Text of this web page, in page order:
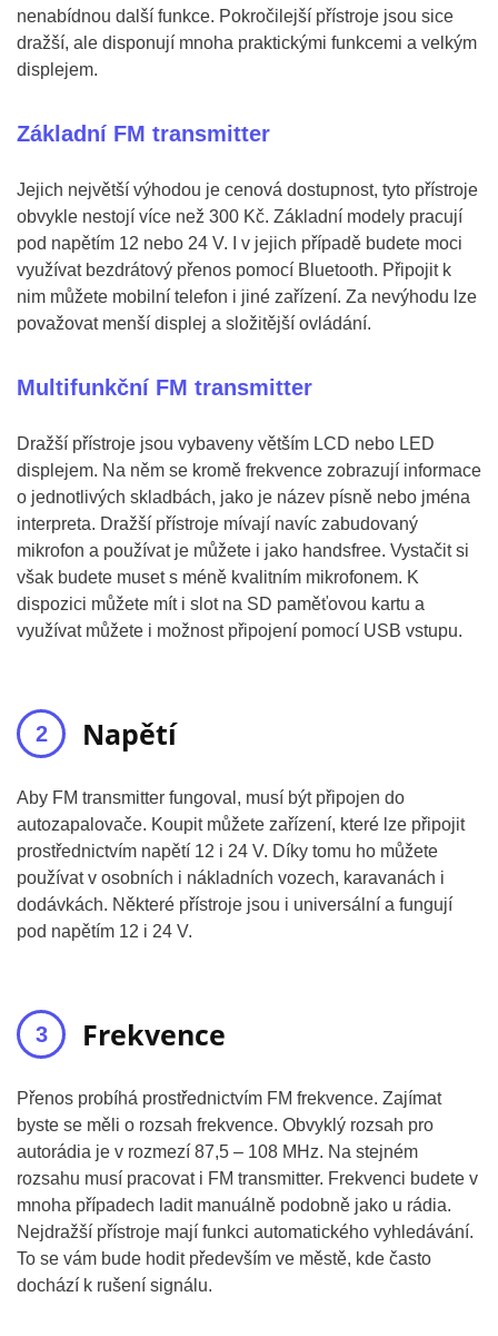
nenabídnou další funkce. Pokročilejší přístroje jsou sice
dražší, ale disponují mnoha praktickými funkcemi a velkým
displejem.
Základní FM transmitter
Jejich největší výhodou je cenová dostupnost, tyto přístroje
obvykle nestojí více než 300 Kč. Základní modely pracují
pod napětím 12 nebo 24 V. I v jejich případě budete moci
využívat bezdrátový přenos pomocí Bluetooth. Připojit k
nim můžete mobilní telefon i jiné zařízení. Za nevýhodu lze
považovat menší displej a složitější ovládání.
Multifunkční FM transmitter
Dražší přístroje jsou vybaveny větším LCD nebo LED
displejem. Na něm se kromě frekvence zobrazují informace
o jednotlivých skladbách, jako je název písně nebo jména
interpreta. Dražší přístroje mívají navíc zabudovaný
mikrofon a používat je můžete i jako handsfree. Vystačit si
však budete muset s méně kvalitním mikrofonem. K
dispozici můžete mít i slot na SD paměťovou kartu a
využívat můžete i možnost připojení pomocí USB vstupu.
Napětí
Aby FM transmitter fungoval, musí být připojen do
autozapalovače. Koupit můžete zařízení, které lze připojit
prostřednictvím napětí 12 i 24 V. Díky tomu ho můžete
používat v osobních i nákladních vozech, karavanách i
dodávkách. Některé přístroje jsou i universální a fungují
pod napětím 12 i 24 V.
Frekvence
Přenos probíhá prostřednictvím FM frekvence. Zajímat
byste se měli o rozsah frekvence. Obvyklý rozsah pro
autorádia je v rozmezí 87,5 – 108 MHz. Na stejném
rozsahu musí pracovat i FM transmitter. Frekvenci budete v
mnoha případech ladit manuálně podobně jako u rádia.
Nejdražší přístroje mají funkci automatického vyhledávání.
To se vám bude hodit především ve městě, kde často
dochází k rušení signálu.